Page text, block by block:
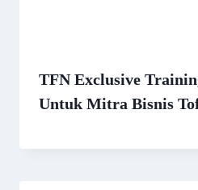
TFN Exclusive
Untuk Mitra Bisnis